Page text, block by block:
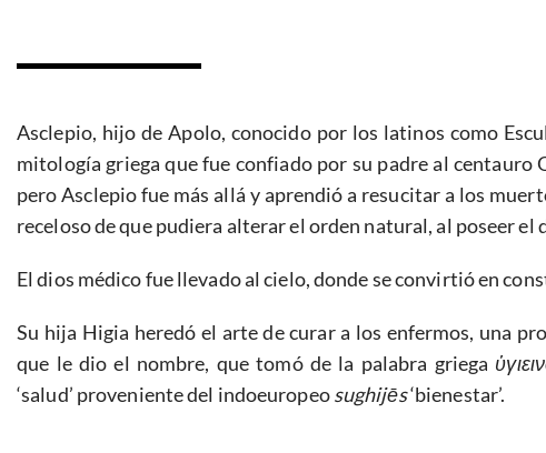
Asclepio, hijo de Apolo, conocido por los latinos como
mitología griega que fue confiado por su padre al centauro
pero Asclepio fue más allá y aprendió a resucitar a los
receloso de que pudiera alterar el orden natural, al poseer el
El dios médico fue llevado al cielo, donde se convirtió en
Su hija Higia heredó el arte de curar a los enfermos, una
que le dio el nombre, que tomó de la palabra griega ὑγιειν
‘salud’ proveniente del indoeuropeosughijēs‘bienestar’.